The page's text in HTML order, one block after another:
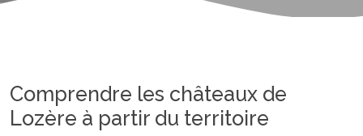
Comprendre les châteaux de
Lozère à partir du territoire